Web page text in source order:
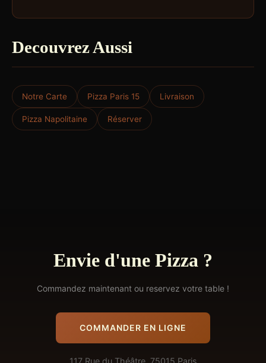
Decouvrez Aussi
Notre Carte Pizza Paris 15 Livraison
Pizza Napolitaine Réserver
Envie d'une Pizza ?
Commandez maintenant ou reservez votre table !
COMMANDER EN LIGNE
117 Rue du Théâtre, 75015 Paris